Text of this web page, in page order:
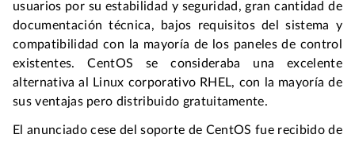
usuarios por su estabilidad y seguridad, gran cantidad de
documentación técnica, bajos requisitos del sistema y
compatibilidad con la mayoría de los paneles de control
existentes. CentOS se consideraba una excelente
alternativa al Linux corporativo RHEL, con la mayoría de
sus ventajas pero distribuido gratuitamente.
El anunciado cese del soporte de CentOS fue recibido de